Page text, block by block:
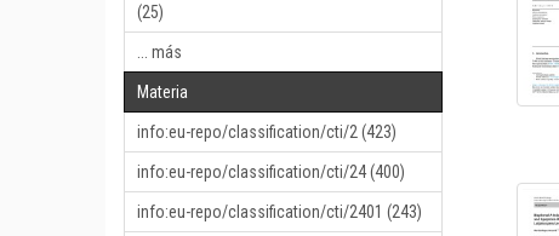
(25)
... más
Materia
info:eu-repo/classification/cti/2 (423)
info:eu-repo/classification/cti/24 (400)
info:eu-repo/classification/cti/2401 (243)